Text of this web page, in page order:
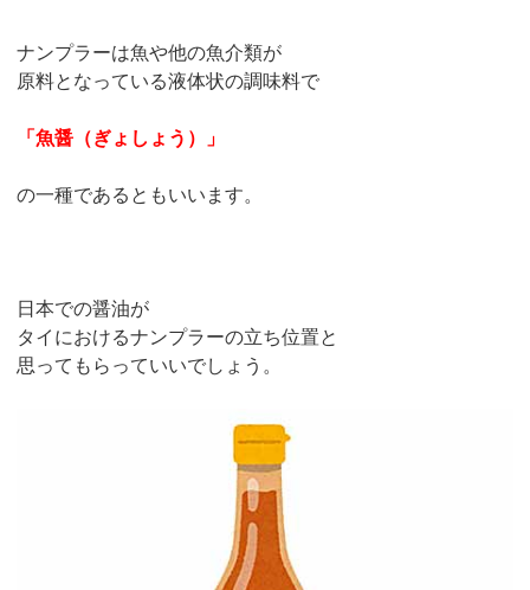
ナンプラーは魚や他の魚介類が
原料となっている液体状の調味料で
「魚醤（ぎょしょう）」
の一種であるともいいます。
日本での醤油が
タイにおけるナンプラーの立ち位置と
思ってもらっていいでしょう。